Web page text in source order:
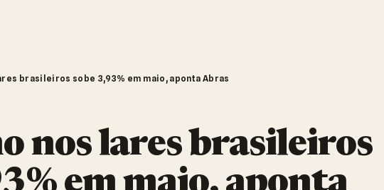
brasileiros sobe 3,93% em maio, aponta Abras
nos lares brasileiros